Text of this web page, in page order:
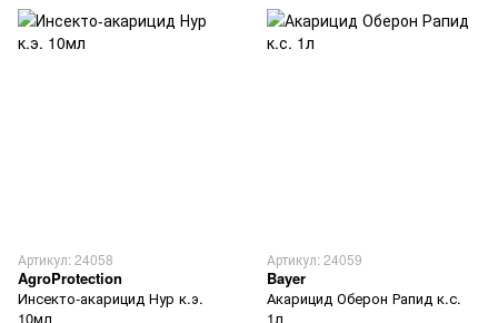
Артикул: 24058
AgroProtection
Инсекто-акарицид Нур к.э.
10мл
Артикул: 24059
Bayer
Акарицид Оберон Рапид к.с.
1л